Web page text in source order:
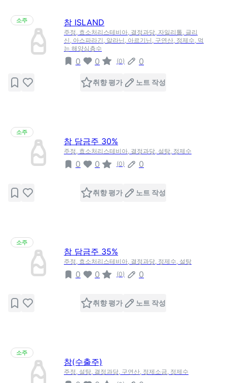
소주 참 ISLAND
주정, 효소처리스테비아, 결정과당, 자일리톨, 글리
신, 아스파라긴, 알라닌, 아르기닌, 구연산, 정제수, 먹
는 해양심층수
0 0 (0) 0
취향 평가 노트 작성
소주
참 담금주 30%
주정, 효소처리스테비아, 결정과당, 설탕, 정제수
0 0 (0) 0
취향 평가 노트 작성
소주
참 담금주 35%
주정, 효소처리스테비아, 결정과당, 정제수, 설탕
0 0 (0) 0
취향 평가 노트 작성
소주
참(수출주)
주정, 설탕, 결정과당, 구연산, 정제소금, 정제수